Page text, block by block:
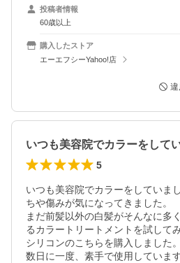
投稿者情報
60歳以上
購入したストア
エーエフシーYahoo!店
5
いつも美容院でカラーをしていま
ちや傷みが気になってきました。
まだ前髪以外の白髪がそんなに多
るカラートリートメントを試して
シリコンのこちらを購入しました。
数日に一度、素手で使用していま